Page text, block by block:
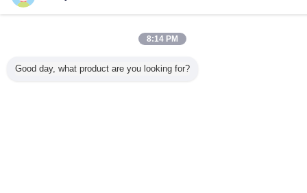
8:14 PM
Good day, what product are you looking for?